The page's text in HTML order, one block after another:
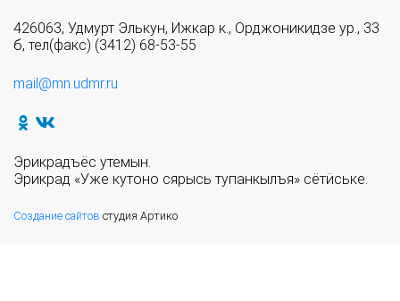
426063, Удмурт Элькун, Ижкар к., Орджоникидзе ур., 33
б, тел(факс) (3412) 68-53-55
mail@mn.udmr.ru
Эрикрадъёс утемын.
Эрикрад «Уже кутоно сярысь тупанкылъя» сётӥське.
Создание сайтов студия Артико